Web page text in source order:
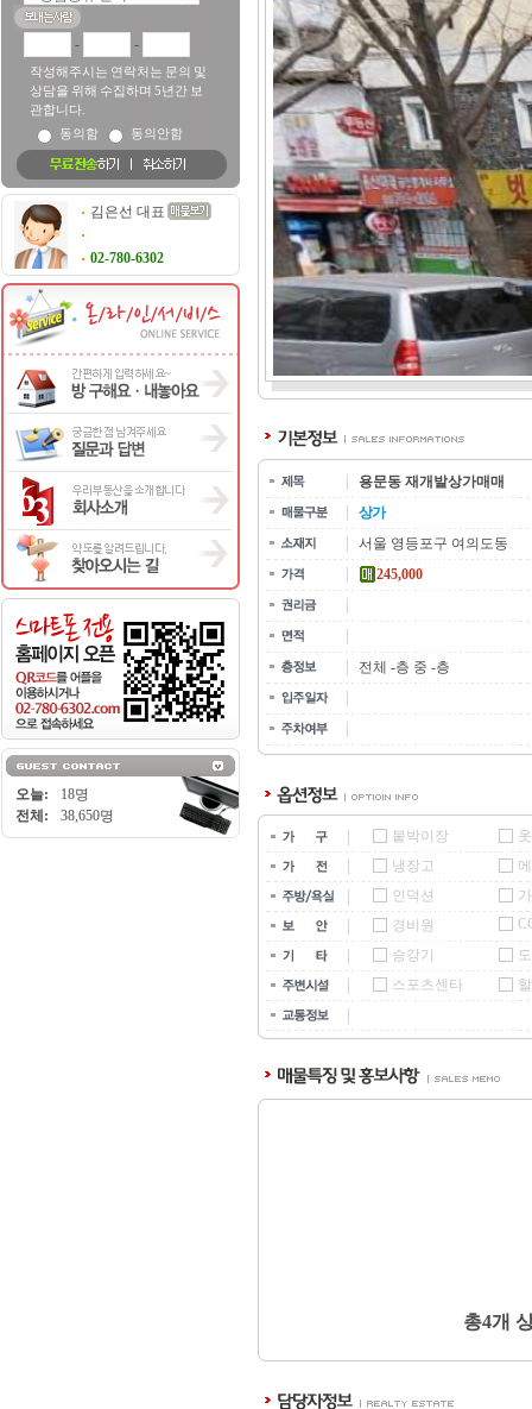
- -
작성해주시는 연락처는 문의 및
상담을 위해 수집하며 5년간 보
관합니다.
동의함
동의안함
김은선 대표
02-780-6302
오늘:
18명
전체:
38,650명
용문동 재개발상가매매
상가
서울 영등포구 여의도동
245,000
전체 -층 중 -층
붙박이장
냉장고
인덕션
경비원
승강기
스포츠센타
총4개